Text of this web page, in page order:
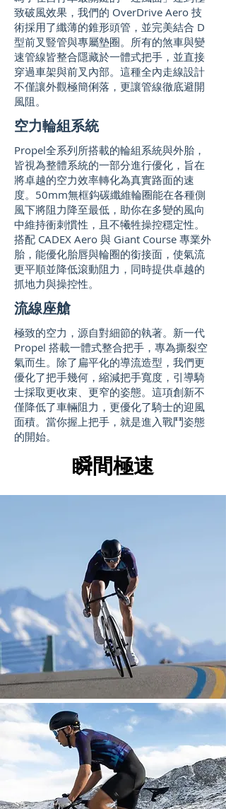
致破風效果，我們的 OverDrive Aero 技
術採用了纖薄的錐形頭管，並完美結合 D
型前叉豎管與專屬墊圈。所有的煞車與變
速管線皆整合隱藏於一體式把手，並直接
穿過車架與前叉內部。這種全內走線設計
不僅讓外觀極簡俐落，更讓管線徹底避開
風阻。
空力輪組系統
​Propel全系列所搭載的輪組系統與外胎，
皆視為整體系統的一部分進行優化，旨在
將卓越的空力效率轉化為真實路面的速
度。50mm無框鈎碳纖維輪圈能在各種側
風下將阻力降至最低，助你在多變的風向
中維持衝刺慣性，且不犧牲操控穩定性。
搭配 CADEX Aero 與 Giant Course 專業外
胎，能優化胎唇與輪圈的銜接面，使氣流
更平順並降低滾動阻力，同時提供卓越的
抓地力與操控性。
流線座艙
極致的空力，源自對細節的執著。新一代
Propel 搭載一體式整合把手，專為撕裂空
氣而生。除了扁平化的導流造型，我們更
優化了把手幾何，縮減把手寬度，引導騎
士採取更收束、更窄的姿態。這項創新不
僅降低了車輛阻力，更優化了騎士的迎風
面積。當你握上把手，就是進入戰鬥姿態
的開始。
瞬間極速